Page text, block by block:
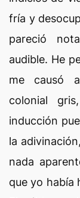
fría y
pareció
audible. He
me causó
colonial
inducción
la
nada
que yo había